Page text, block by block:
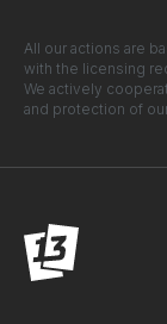
All our actions are
with the licensing
We actively
and protection of